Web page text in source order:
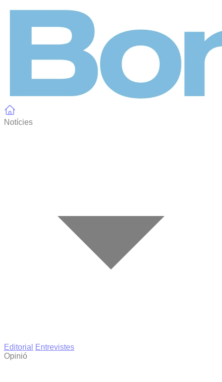
Notícies
Editorial
Entrevistes
Opinió